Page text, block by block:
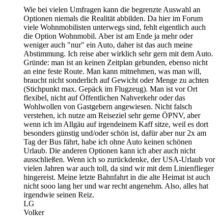
Wie bei vielen Umfragen kann die begrenzte Auswahl an
Optionen niemals die Realität abbilden. Da hier im Forum
viele Wohnmobilisten unterwegs sind, fehlt eigentlich auch
die Option Wohnmobil. Aber ist am Ende ja mehr oder
weniger auch "nur" ein Auto, daher ist das auch meine
Abstimmung. Ich reise aber wirklich sehr gern mit dem Auto.
Gründe: man ist an keinen Zeitplan gebunden, ebenso nicht
an eine feste Route. Man kann mitnehmen, was man will,
braucht nicht sonderlich auf Gewicht oder Menge zu achten
(Stichpunkt max. Gepäck im Flugzeug). Man ist vor Ort
flexibel, nicht auf Öffentlichen Nahverkehr oder das
Wohlwollen von Gastgebern angewiesen. Nicht falsch
verstehen, ich nutze am Reiseziel sehr gerne ÖPNV, aber
wenn ich im Allgäu auf irgendeinem Kaff sitze, weil es dort
besonders günstig und/oder schön ist, dafür aber nur 2x am
Tag der Bus fährt, habe ich ohne Auto keinen schönen
Urlaub. Die anderen Optionen kann ich aber auch nicht
ausschließen. Wenn ich so zurückdenke, der USA-Urlaub vor
vielen Jahren war auch toll, da sind wir mit dem Linienflieger
hingereist. Meine letzte Bahnfahrt in die alte Heimat ist auch
nicht sooo lang her und war recht angenehm. Also, alles hat
irgendwie seinen Reiz.
LG
Volker